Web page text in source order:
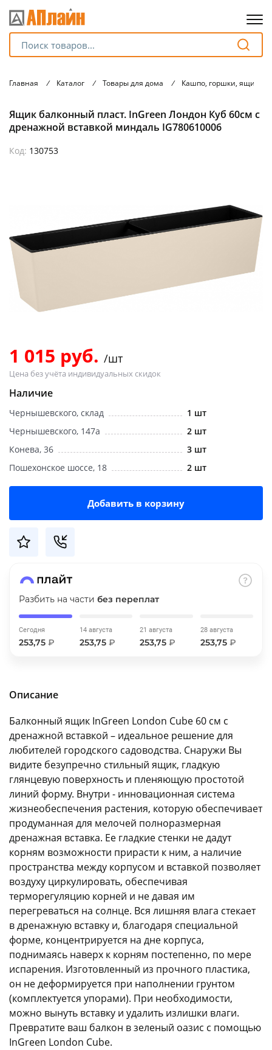
Главная / Каталог / Товары для дома / Кашпо, горшки, ящики
Ящик балконный пласт. InGreen Лондон Куб 60см с
дренажной вставкой миндаль IG780610006
Код: 130753
1 015 руб. /шт
Цена без учёта индивидуальных скидок
Наличие
Чернышевского, склад
1 шт
Чернышевского, 147а
2 шт
Конева, 36
3 шт
Пошехонское шоссе, 18
2 шт
Добавить в корзину
Разбить на части без переплат
Сегодня
253,75 ₽
14 августа
253,75 ₽
21 августа
253,75 ₽
28 августа
253,75 ₽
Описание
Балконный ящик InGreen London Cube 60 см c
дренажной вставкой – идеальное решение для
любителей городского садоводства. Снаружи Вы
видите безупречно стильный ящик, гладкую
глянцевую поверхность и пленяющую простотой
линий форму. Внутри - инновационная система
жизнеобеспечения растения, которую обеспечивает
продуманная для мелочей полноразмерная
дренажная вставка. Ее гладкие стенки не дадут
корням возможности прирасти к ним, а наличие
пространства между корпусом и вставкой позволяет
воздуху циркулировать, обеспечивая
терморегуляцию корней и не давая им
перегреваться на солнце. Вся лишняя влага стекает
в дренажную вставку и, благодаря специальной
форме, концентрируется на дне корпуса,
поднимаясь наверх к корням постепенно, по мере
испарения. Изготовленный из прочного пластика,
он не деформируется при наполнении грунтом
(комплектуется упорами). При необходимости,
можно вынуть вставку и удалить излишки влаги.
Превратите ваш балкон в зеленый оазис с помощью
InGreen London Cube.
оплатуна части
без переплат
25%
Добавляйте товары
в корзину
Оплачивайте сегодня только
25 % картой любого банка
выбранный способом
Оставшиеся75% будут
списыватьсяс вашей карты
по25%каждые 2 недели
Подробнее
раз в 2 недели
8 800 302-02-51